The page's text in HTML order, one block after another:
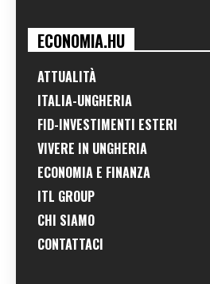
ECONOMIA.HU
ATTUALITÀ
ITALIA-UNGHERIA
FID-INVESTIMENTI ESTERI
VIVERE IN UNGHERIA
ECONOMIA E FINANZA
ITL GROUP
CHI SIAMO
CONTATTACI